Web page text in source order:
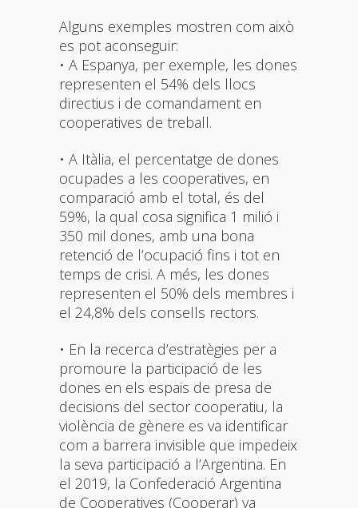
Alguns exemples mostren com això
es pot aconseguir:
• A Espanya, per exemple, les dones
representen el 54% dels llocs
directius i de comandament en
cooperatives de treball.
• A Itàlia, el percentatge de dones
ocupades a les cooperatives, en
comparació amb el total, és del
59%, la qual cosa significa 1 milió i
350 mil dones, amb una bona
retenció de l’ocupació fins i tot en
temps de crisi. A més, les dones
representen el 50% dels membres i
el 24,8% dels consells rectors.
• En la recerca d’estratègies per a
promoure la participació de les
dones en els espais de presa de
decisions del sector cooperatiu, la
violència de gènere es va identificar
com a barrera invisible que impedeix
la seva participació a l’Argentina. En
el 2019, la Confederació Argentina
de Cooperatives (Cooperar) va